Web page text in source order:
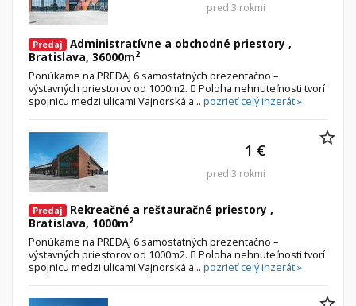
Predaj
Administratívne a obchodné priestory ,
Bratislava, 36000m2
Ponúkame na PREDAJ 6 samostatných prezentačno –
výstavných priestorov od 1000m2.  Poloha nehnuteľnosti tvorí
spojnicu medzi ulicami Vajnorská a... pozrieť celý inzerát »
pred 3 rokmi
Predaj
Rekreačné a reštauračné priestory ,
Bratislava, 1000m2
Ponúkame na PREDAJ 6 samostatných prezentačno –
výstavných priestorov od 1000m2.  Poloha nehnuteľnosti tvorí
spojnicu medzi ulicami Vajnorská a... pozrieť celý inzerát »
1 €
pred 3 rokmi